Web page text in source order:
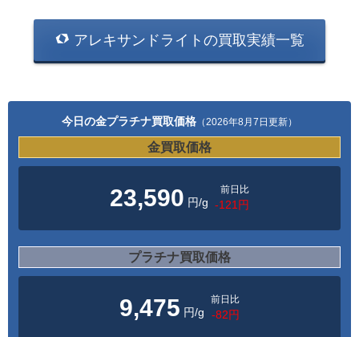
アレキサンドライトの買取実績一覧
今日の金プラチナ買取価格 （2026年8月7日更新）
金買取価格
23,590 円/g
前日比
-121円
プラチナ買取価格
9,475 円/g
前日比
-82円